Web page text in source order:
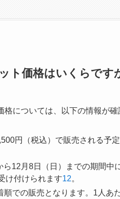
ト価格はいくらです
格については、以下の情報が確
円（税込）で販売される予
ら12月8日（日）までの期間
け付けられます12。
順での販売となります。1人あ